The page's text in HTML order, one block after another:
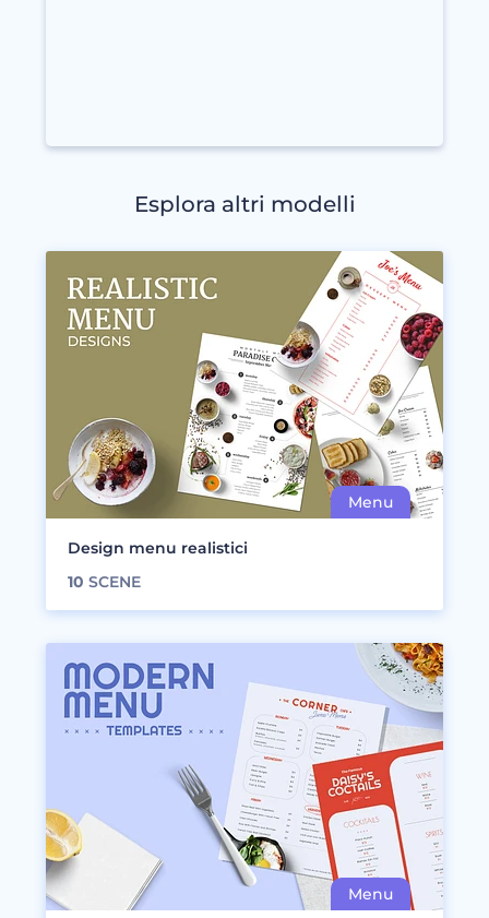
Esplora altri modelli
Design menu realistici
10 SCENE